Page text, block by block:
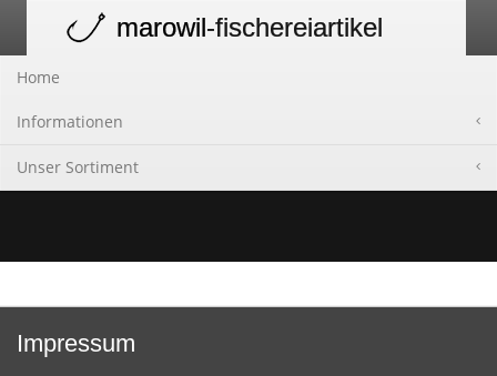
navigation
marowil-fischereiartikel
Home
Informationen
Unser Sortiment
Impressum